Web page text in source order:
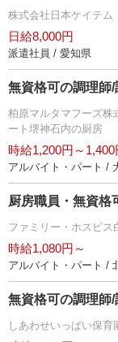
株式会社日本ケイテム
日給8,000円
派遣社員 / 愛知県
無資格可の調理師
柏原マルタマフーズ株
ート堺神石内の厨房
時給1,200円～1,400
アルバイト・パート /
厨房職員・無資格
ファミリー・ホスピス
時給1,080円～
アルバイト・パート /
無資格可の調理師
しあわせいっぱい保育